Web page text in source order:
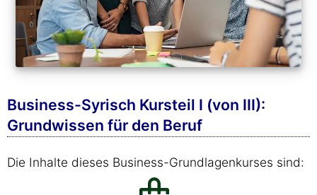
Business-Syrisch Kursteil I (von III):
Grundwissen für den Beruf
Die Inhalte dieses Business-Grundlagenkurses sind: